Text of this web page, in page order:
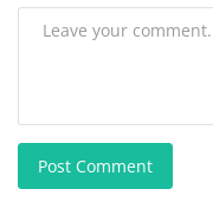
Post Comment